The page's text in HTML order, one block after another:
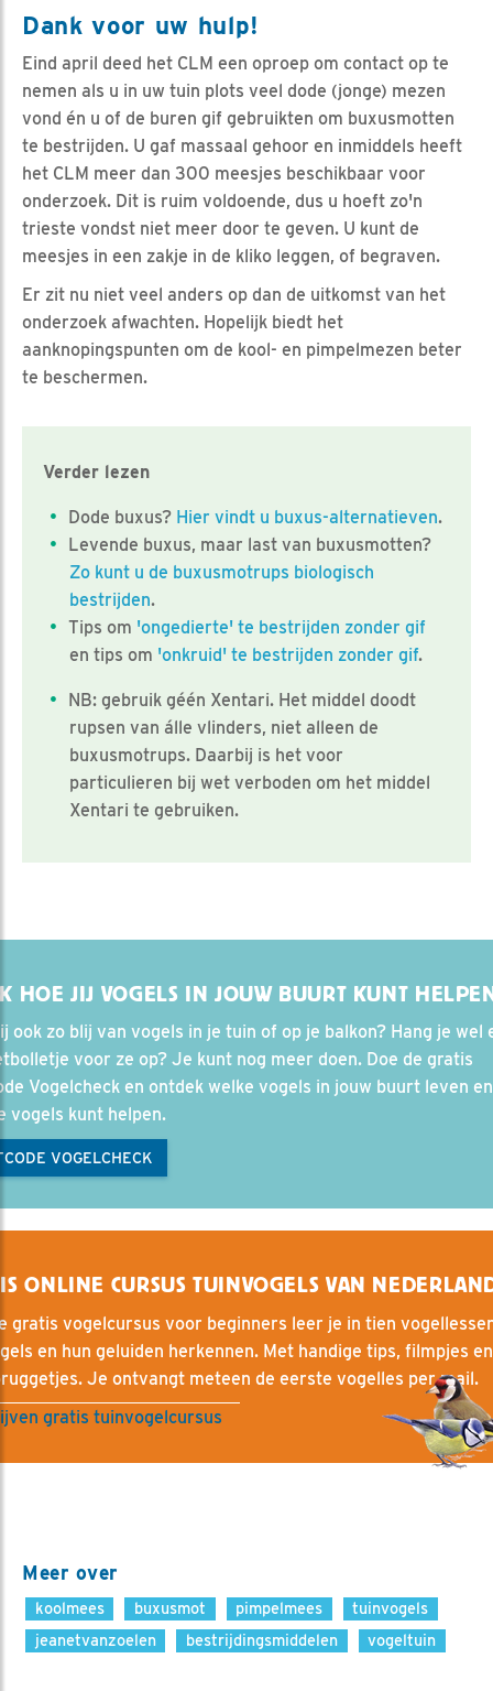
Dank voor uw hulp!
Eind april deed het CLM een oproep om contact op te
nemen als u in uw tuin plots veel dode (jonge) mezen
vond én u of de buren gif gebruikten om buxusmotten
te bestrijden. U gaf massaal gehoor en inmiddels heeft
het CLM meer dan 300 meesjes beschikbaar voor
onderzoek. Dit is ruim voldoende, dus u hoeft zo'n
trieste vondst niet meer door te geven. U kunt de
meesjes in een zakje in de kliko leggen, of begraven.
Er zit nu niet veel anders op dan de uitkomst van het
onderzoek afwachten. Hopelijk biedt het
aanknopingspunten om de kool- en pimpelmezen beter
te beschermen.
Verder lezen
Dode buxus? Hier vindt u buxus-alternatieven.
Levende buxus, maar last van buxusmotten?
Zo kunt u de buxusmotrups biologisch
bestrijden.
Tips om 'ongedierte' te bestrijden zonder gif
en tips om 'onkruid' te bestrijden zonder gif.
NB: gebruik géén Xentari. Het middel doodt
rupsen van álle vlinders, niet alleen de
buxusmotrups. Daarbij is het voor
particulieren bij wet verboden om het middel
Xentari te gebruiken.
HOE JIJ VOGELS IN JOUW BUURT KUNT
ook zo blij van vogels in je tuin of op je balkon? Hang je wel
voor ze op? Je kunt nog meer doen. Doe de gratis
Vogelcheck en ontdek welke vogels in jouw buurt leven
vogels kunt helpen.
VOGELCHECK
ONLINE CURSUS TUINVOGELS VAN
gratis vogelcursus voor beginners leer je in tien
en hun geluiden herkennen. Met handige tips, filmpjes en
Je ontvangt meteen de eerste vogelles per mail.
gratis tuinvogelcursus
Meer over
koolmees buxusmot pimpelmees
tuinvogels
jeanetvanzoelen
bestrijdingsmiddelen vogeltuin